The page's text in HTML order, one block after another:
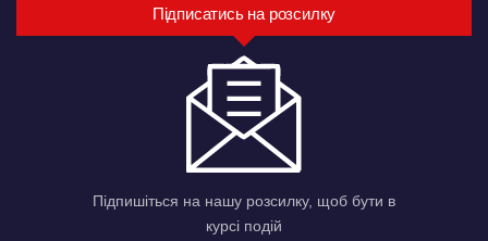
Підписатись на розсилку
Підпишіться на нашу розсилку, щоб бути в
курсі подій